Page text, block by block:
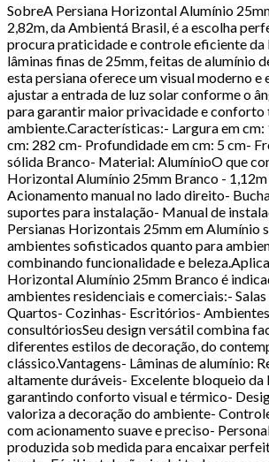
SobreA Persiana Horizontal Alumínio
2,82m, da Ambientá Brasil, é a escolha
procura praticidade e controle eficiente da
lâminas finas de 25mm, feitas de alumínio
esta persiana oferece um visual moderno
ajustar a entrada de luz solar conforme o
para garantir maior privacidade e conforto
ambiente.Características:- Largura em
cm: 282 cm- Profundidade em cm: 5 cm-
sólida Branco- Material: AlumínioO que
Horizontal Alumínio 25mm Branco - 1,12m
Acionamento manual no lado direito-
suportes para instalação- Manual de
Persianas Horizontais 25mm em Alumínio
ambientes sofisticados quanto para
combinando funcionalidade e
Horizontal Alumínio 25mm Branco é
ambientes residenciais e comerciais:-
Quartos- Cozinhas- Escritórios-
consultóriosSeu design versátil combina
diferentes estilos de decoração, do
clássico.Vantagens- Lâminas de alumínio:
altamente duráveis- Excelente bloqueio da
garantindo conforto visual e térmico-
valoriza a decoração do ambiente-
com acionamento suave e preciso-
produzida sob medida para encaixar